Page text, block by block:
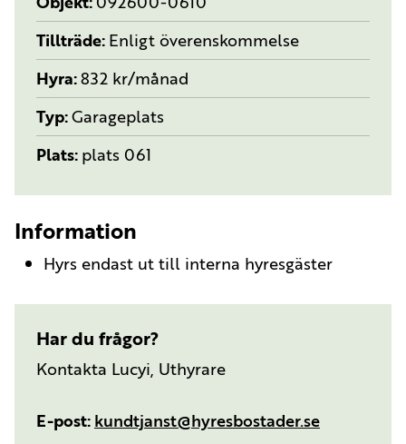
Tillträde Enligt överenskommelse
Hyra 832 kr/månad
Typ Garageplats
Plats plats 061
Information
Hyrs endast ut till interna hyresgäster
Har du frågor?
Kontakta Lucyi, Uthyrare
E-post kundtjanst@hyresbostader.se